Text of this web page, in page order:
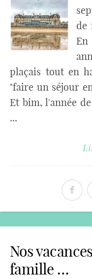
de
plaçais tout en
"faire un séjour
Et bim, l'année
...
Nos
famille …